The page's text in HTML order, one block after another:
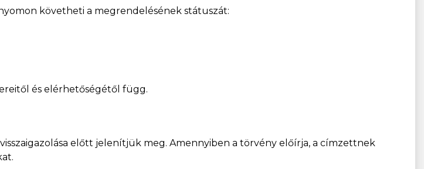
követheti a megrendelésének státuszát:
és elérhetőségétől függ.
előtt jelenítjük meg. Amennyiben a törvény előírja, a címzettnek